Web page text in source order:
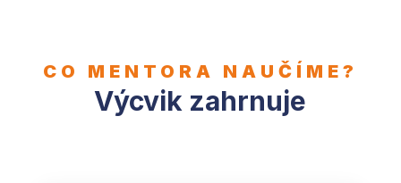
CO MENTORA NAUČÍME?
Výcvik zahrnuje